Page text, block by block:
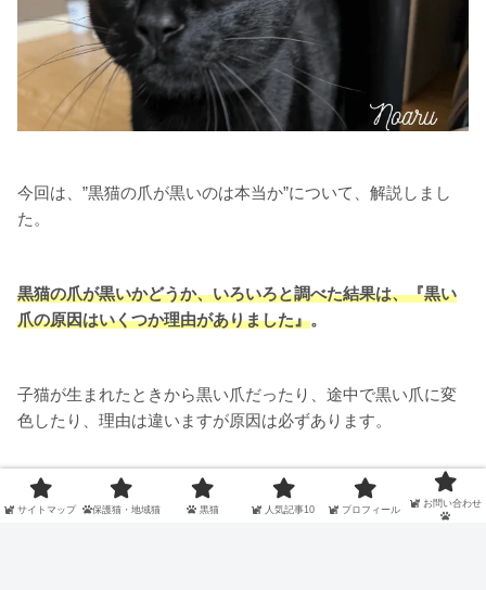
今回は、”黒猫の爪が黒いのは本当か”について、解説しまし
た。
黒猫の爪が黒いかどうか、いろいろと調べた結果は、『黒い
爪の原因はいくつか理由がありました』。
子猫が生まれたときから黒い爪だったり、途中で黒い爪に変
色したり、理由は違いますが原因は必ずあります。
生活習慣の乱れや、病気が隠れている場合もあるので、十分
サイトマップ 保護猫・地域猫 黒猫 人気記事10 プロフィール
お問い合わせ